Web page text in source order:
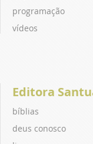
programação
vídeos
Editora
bíblias
deus conosco